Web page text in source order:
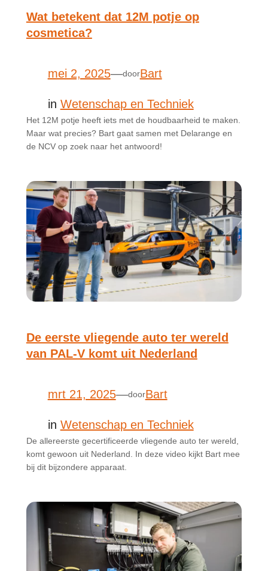
Wat betekent dat 12M potje op
cosmetica?
mei 2, 2025—doorBart
in Wetenschap en Techniek
Het 12M potje heeft iets met de houdbaarheid te maken.
Maar wat precies? Bart gaat samen met Delarange en
de NCV op zoek naar het antwoord!
De eerste vliegende auto ter wereld
van PAL-V komt uit Nederland
mrt 21, 2025—doorBart
in Wetenschap en Techniek
De allereerste gecertificeerde vliegende auto ter wereld,
komt gewoon uit Nederland. In deze video kijkt Bart mee
bij dit bijzondere apparaat.